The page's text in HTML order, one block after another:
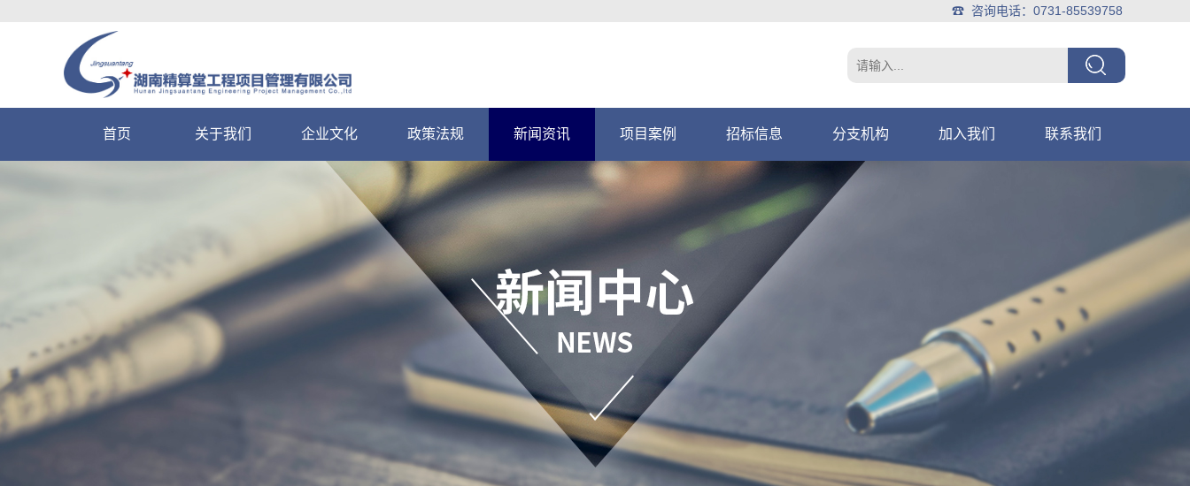
☎ 咨询电话：0731-85539758
首页 关于我们 企业文化 政策法规 新闻资讯 项目案例 招标信息 分支机构 加入我们 联系我们